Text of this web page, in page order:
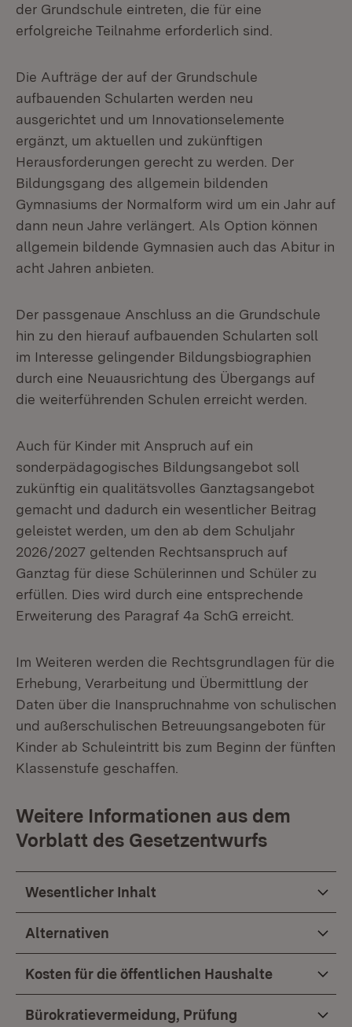
der Grundschule eintreten, die für eine
erfolgreiche Teilnahme erforderlich sind.
Die Aufträge der auf der Grundschule
aufbauenden Schularten werden neu
ausgerichtet und um Innovationselemente
ergänzt, um aktuellen und zukünftigen
Herausforderungen gerecht zu werden. Der
Bildungsgang des allgemein bildenden
Gymnasiums der Normalform wird um ein Jahr auf
dann neun Jahre verlängert. Als Option können
allgemein bildende Gymnasien auch das Abitur in
acht Jahren anbieten.
Der passgenaue Anschluss an die Grundschule
hin zu den hierauf aufbauenden Schularten soll
im Interesse gelingender Bildungsbiographien
durch eine Neuausrichtung des Übergangs auf
die weiterführenden Schulen erreicht werden.
Auch für Kinder mit Anspruch auf ein
sonderpädagogisches Bildungsangebot soll
zukünftig ein qualitätsvolles Ganztagsangebot
gemacht und dadurch ein wesentlicher Beitrag
geleistet werden, um den ab dem Schuljahr
2026/2027 geltenden Rechtsanspruch auf
Ganztag für diese Schülerinnen und Schüler zu
erfüllen. Dies wird durch eine entsprechende
Erweiterung des Paragraf 4a SchG erreicht.
Im Weiteren werden die Rechtsgrundlagen für die
Erhebung, Verarbeitung und Übermittlung der
Daten über die Inanspruchnahme von schulischen
und außerschulischen Betreuungsangeboten für
Kinder ab Schuleintritt bis zum Beginn der fünften
Klassenstufe geschaffen.
Weitere Informationen aus dem
Vorblatt des Gesetzentwurfs
Wesentlicher Inhalt
Alternativen
Kosten für die öffentlichen Haushalte
Bürokratievermeidung, Prüfung